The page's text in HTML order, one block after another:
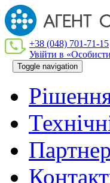
+38 (048) 701-71-15
Увійти в
Toggle navigation